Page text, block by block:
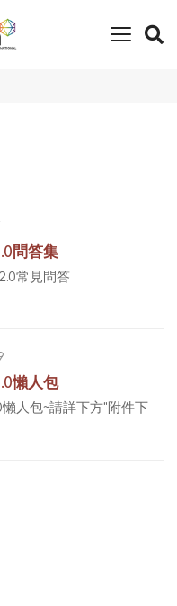
toggle
問答集
常見問答
懶人包
人包~請詳下方"附件下